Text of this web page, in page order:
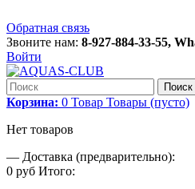
Обратная связь
Звоните нам: 8-927-884-33-55,
Войти
Поиск
Корзина: 0 Товар Товары (пусто)
Нет товаров
— Доставка (предварительно):
0 руб Итого: